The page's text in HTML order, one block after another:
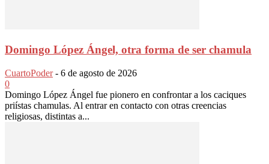
Domingo López Ángel, otra forma de ser chamula
CuartoPoder - 6 de agosto de 2026
0
Domingo López Ángel fue pionero en confrontar a los caciques
priístas chamulas. Al entrar en contacto con otras creencias
religiosas, distintas a...